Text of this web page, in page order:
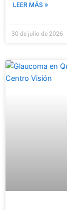
LEER MÁS »
30 de julio de 2026